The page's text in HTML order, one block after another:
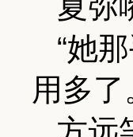
“她
用多了